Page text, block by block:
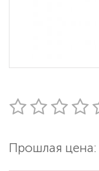
Прошлая цена: